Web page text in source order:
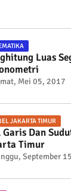
Luas
Mei 05, 2017
JAKARTA TIMUR
Garis Dan
Timur
September